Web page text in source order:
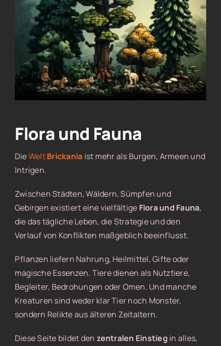
Flora und Fauna
DieWeltBrickania ist mehr als Burgen, Armeen und
Intrigen.
Zwischen Städten, Wäldern, Sümpfen und
Gebirgen existiert eine vielfältige Flora und Fauna,
die das tägliche Leben, die Strategie und den
Verlauf von Konflikten maßgeblich beeinflusst.
Pflanzen liefern Nahrung, Heilmittel, Gifte oder
magische Essenzen. Tiere dienen als Nutztiere,
Begleiter, Bedrohungen oder Omen. Und manche
Kreaturen sind weder klar Tier noch Monster,
sondern Relikte aus älteren Zeitaltern.
Diese Seite bildet den zentralen Einstieg in alles,